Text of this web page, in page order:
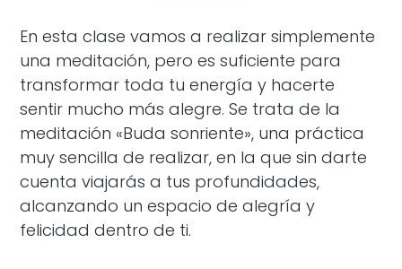
En esta clase vamos a realizar simplemente
una meditación, pero es suficiente para
transformar toda tu energía y hacerte
sentir mucho más alegre. Se trata de la
meditación «Buda sonriente», una práctica
muy sencilla de realizar, en la que sin darte
cuenta viajarás a tus profundidades,
alcanzando un espacio de alegría y
felicidad dentro de ti.